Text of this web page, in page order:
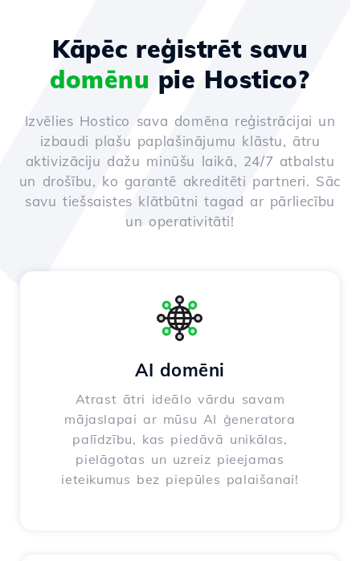
Kāpēc reģistrēt savu
domēnu pie Hostico?
Izvēlies Hostico sava domēna reģistrācijai un
izbaudi plašu paplašinājumu klāstu, ātru
aktivizāciju dažu minūšu laikā, 24/7 atbalstu
un drošību, ko garantē akreditēti partneri. Sāc
savu tiešsaistes klātbūtni tagad ar pārliecību
un operativitāti!
AI domēni
Atrast ātri ideālo vārdu savam
mājaslapai ar mūsu AI ģeneratora
palīdzību, kas piedāvā unikālas,
pielāgotas un uzreiz pieejamas
ieteikumus bez piepūles palaišanai!